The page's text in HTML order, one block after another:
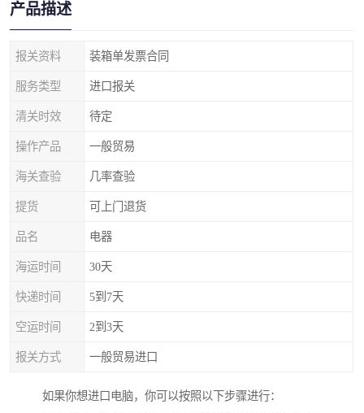
产品描述
报关资料 装箱单发票合同
服务类型 进口报关
清关时效 待定
操作产品 一般贸易
海关查验 几率查验
提货 可上门退货
品名 电器
海运时间 30天
快递时间 5到7天
空运时间 2到3天
报关方式 一般贸易进口
如果你想进口电脑，你可以按照以下步骤进行：